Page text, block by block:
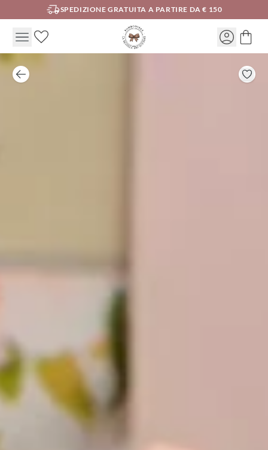
SPEDIZIONE GRATUITA A PARTIRE DA € 150